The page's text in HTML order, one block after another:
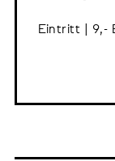
Eintritt | 9,-